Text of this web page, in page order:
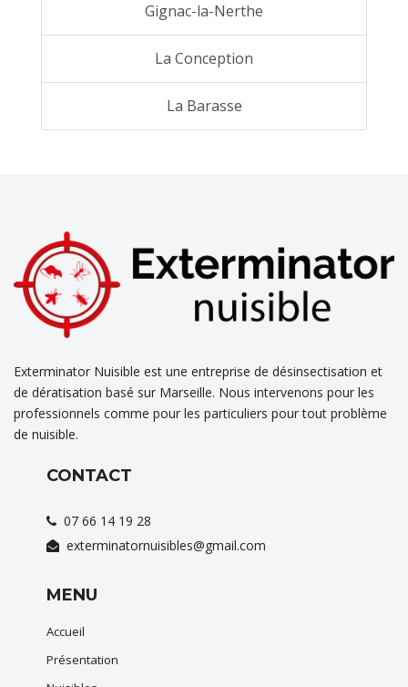
Gignac-la-Nerthe
La Conception
La Barasse
Exterminator Nuisible est une entreprise de désinsectisation et
de dératisation basé sur Marseille. Nous intervenons pour les
professionnels comme pour les particuliers pour tout problème
de nuisible.
CONTACT
07 66 14 19 28
exterminatornuisibles@gmail.com
MENU
Accueil
Présentation